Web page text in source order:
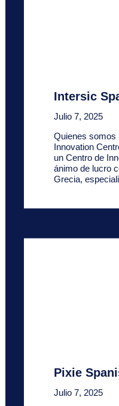
Intersic
Julio 7, 2025
Quienes somos
Innovation
un Centro de
ánimo de lucro
Grecia,
Pixie
Julio 7, 2025